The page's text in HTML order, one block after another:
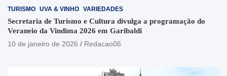
TURISMO UVA & VINHO VARIEDADES
Secretaria de Turismo e Cultura divulga a programação do
Veraneio da Vindima 2026 em Garibaldi
10 de janeiro de 2026
Redacao06